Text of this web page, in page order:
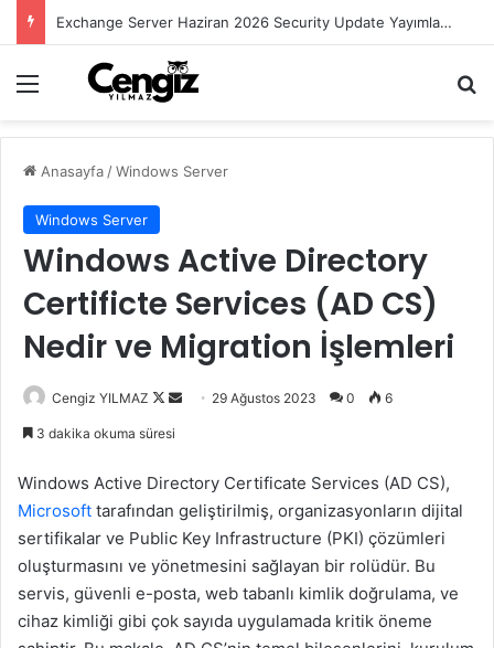
Exchange Server Haziran 2026 Security Update Yayımlandı
Menü
Anasayfa /Windows Server
Windows Server
Windows Active Directory
Certificte Services (AD CS)
Nedir ve Migration İşlemleri
Cengiz YILMAZ
Follow
Bir
göndermek
29 Ağustos 2023 0 6
3 dakika okuma süresi
Windows Active Directory Certificate Services (AD CS),
Microsoft tarafından geliştirilmiş, organizasyonların dijital
sertifikalar ve Public Key Infrastructure (PKI) çözümleri
oluşturmasını ve yönetmesini sağlayan bir rolüdür. Bu
servis, güvenli e-posta, web tabanlı kimlik doğrulama, ve
cihaz kimliği gibi çok sayıda uygulamada kritik öneme